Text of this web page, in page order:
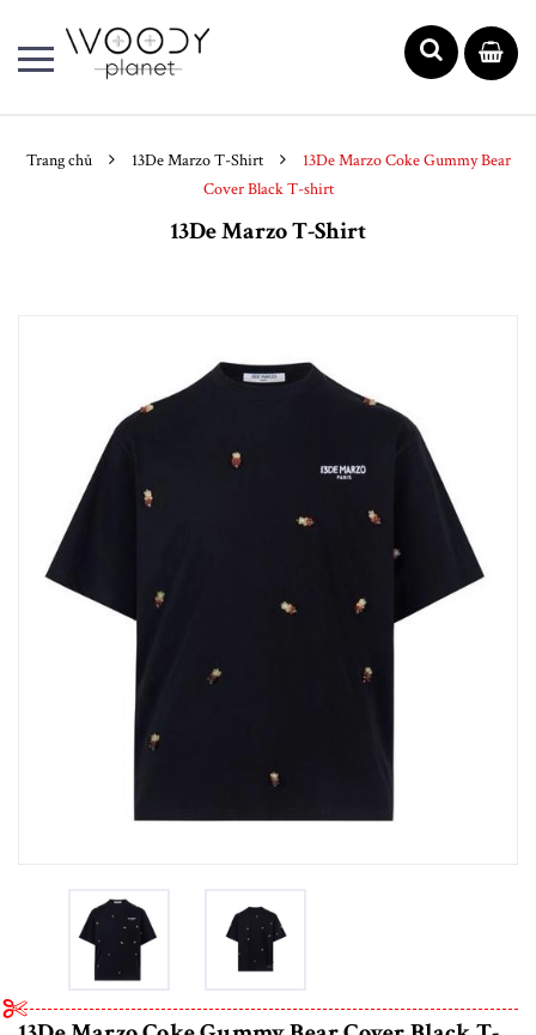
Trang chủ 13De Marzo T-Shirt
13De Marzo Coke Gummy Bear
Cover Black T-shirt
13De Marzo T-Shirt